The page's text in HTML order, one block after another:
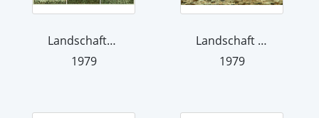
Landschaftsvariationen 79 III, Farbva...
1979
Landschaft 79 II
1979